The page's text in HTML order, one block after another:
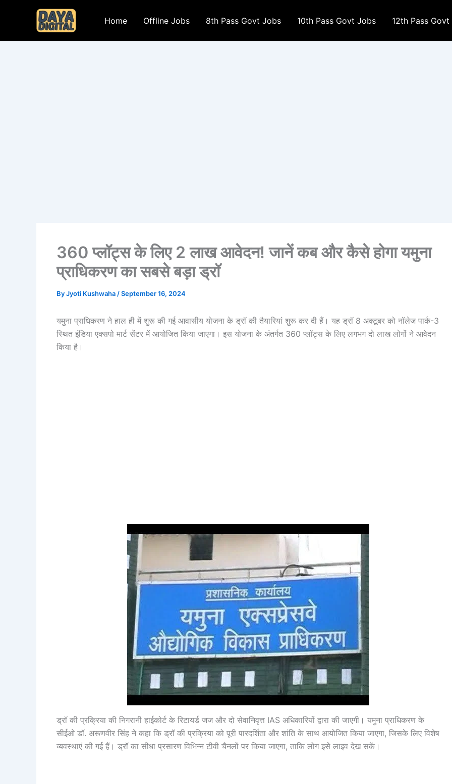
Home Offline Jobs 8th Pass Govt Jobs 10th Pass Govt Jobs 12th Pass
360 प्लॉट्स के लिए 2 लाख आवेदन! जानें कब और कैसे होगा यमुना
प्राधिकरण का सबसे बड़ा ड्रॉ
ByJyoti Kushwaha /September 16, 2024
यमुना प्राधिकरण ने हाल ही में शुरू की गई आवासीय योजना के ड्रॉ की तैयारियां शुरू कर दी हैं। यह ड्रॉ 8 अक्टूबर को नॉलेज पार्क-3
स्थित इंडिया एक्सपो मार्ट सेंटर में आयोजित किया जाएगा। इस योजना के अंतर्गत 360 प्लॉट्स के लिए लगभग दो लाख लोगों ने आवेदन
किया है।
ड्रॉ की प्रक्रिया की निगरानी हाईकोर्ट के रिटायर्ड जज और दो सेवानिवृत्त IAS अधिकारियों द्वारा की जाएगी। यमुना प्राधिकरण के
सीईओ डॉ. अरूणवीर सिंह ने कहा कि ड्रॉ की प्रक्रिया को पूरी पारदर्शिता और शांति के साथ आयोजित किया जाएगा, जिसके लिए विशेष
व्यवस्थाएं की गई हैं। ड्रॉ का सीधा प्रसारण विभिन्न टीवी चैनलों पर किया जाएगा, ताकि लोग इसे लाइव देख सकें।